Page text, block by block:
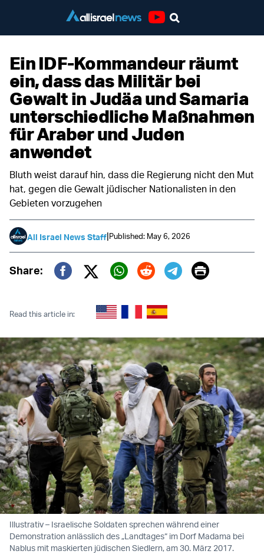
Ein IDF-Kommandeur räumt
ein, dass das Militär bei
Gewalt in Judäa und Samaria
unterschiedliche Maßnahmen
für Araber und Juden
anwendet
Bluth weist darauf hin, dass die Regierung nicht den Mut
hat, gegen die Gewalt jüdischer Nationalisten in den
Gebieten vorzugehen
All Israel News Staff|Published: May 6, 2026
Share:
Twitter (X)
Print
Read this article in:
Illustrativ – Israelische Soldaten sprechen während einer
Demonstration anlässlich des „Landtages“ im Dorf Madama bei
Nablus mit maskierten jüdischen Siedlern, am 30. März 2017.